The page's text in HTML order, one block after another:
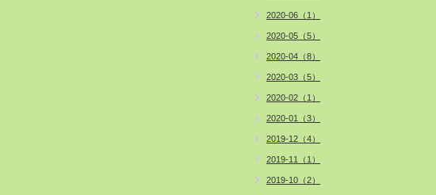
2020-06（1）
2020-05（5）
2020-04（8）
2020-03（5）
2020-02（1）
2020-01（3）
2019-12（4）
2019-11（1）
2019-10（2）